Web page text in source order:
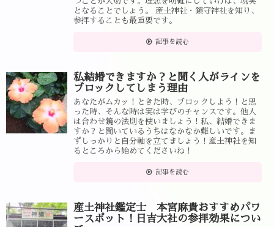
となることでしょう。 産土神社・鎮守神社を知り、
参拝することも最重要です。
記事を読む
私結婚できますか？と聞く人がラインを
ブロックしてしまう理由
あなたがムカッ！ときた時、ブロックしよう！と思
った時、そんな時は実は学びのチャンスです。他人
は合わせ鏡の法則を使いましょう！私、結婚できま
すか？と聞いているうちはなかなか難しいです。ま
ずしっかりと自分軸を立てましょう！産土神社を知
るところから始めてくださいね！
記事を読む
産土神社鑑定士 本宮麻貴おすすめパワ
ースポット！日吉大社の参拝効果につい